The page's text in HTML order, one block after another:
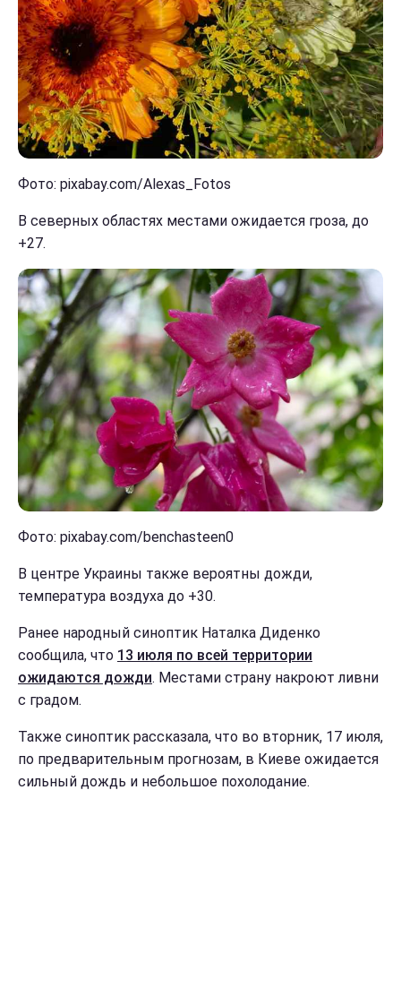
Фото: pixabay.com/Alexas_Fotos
В северных областях местами ожидается гроза, до
+27.
Фото: pixabay.com/benchasteen0
В центре Украины также вероятны дожди,
температура воздуха до +30.
Ранее народный синоптик Наталка Диденко
сообщила, что 13 июля по всей территории
ожидаются дожди. Местами страну накроют ливни
с градом.
Также синоптик рассказала, что во вторник, 17 июля,
по предварительным прогнозам, в Киеве ожидается
сильный дождь и небольшое похолодание.